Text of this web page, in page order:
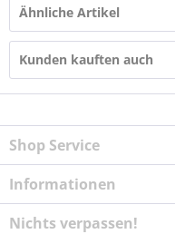
Ähnliche Artikel
Kunden kauften auch
Shop Service
Informationen
Nichts verpassen!